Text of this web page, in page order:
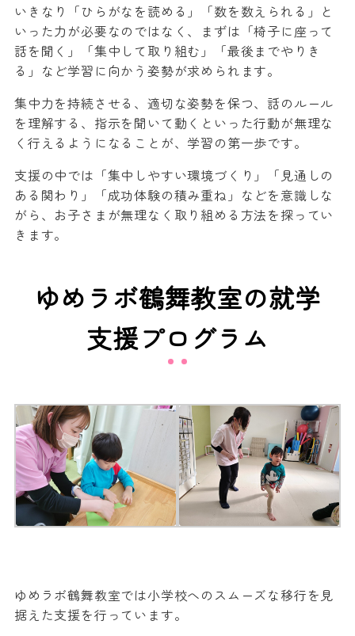
いきなり「ひらがなを読める」「数を数えられる」と
いった力が必要なのではなく、まずは「椅子に座って
話を聞く」「集中して取り組む」「最後までやりき
る」など学習に向かう姿勢が求められます。
集中力を持続させる、適切な姿勢を保つ、話のルール
を理解する、指示を聞いて動くといった行動が無理な
く行えるようになることが、学習の第一歩です。
支援の中では「集中しやすい環境づくり」「見通しの
ある関わり」「成功体験の積み重ね」などを意識しな
がら、お子さまが無理なく取り組める方法を探ってい
きます。
ゆめラボ鶴舞教室の就学
支援プログラム
ゆめラボ鶴舞教室では小学校へのスムーズな移行を見
据えた支援を行っています。